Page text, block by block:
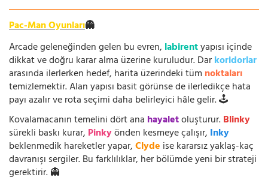
Pac-Man Oyunları👻
Arcade geleneğinden gelen bu evren, labirentyapısı içinde
dikkat ve doğru karar alma üzerine kuruludur. Darkoridorlar
arasında ilerlerken hedef, harita üzerindeki tüm noktaları
temizlemektir. Alan yapısı basit görünse de ilerledikçe hata
payı azalır ve rota seçimi daha belirleyici hâle gelir. 🕹️
Kovalamacanın temelini dört ana hayaletoluşturur.Blinky
sürekli baskı kurar, Pinkyönden kesmeye çalışır, Inky
beklenmedik hareketler yapar,Clyde ise kararsız yaklaş-kaç
davranışı sergiler. Bu farklılıklar, her bölümde yeni bir strateji
gerektirir. 👻